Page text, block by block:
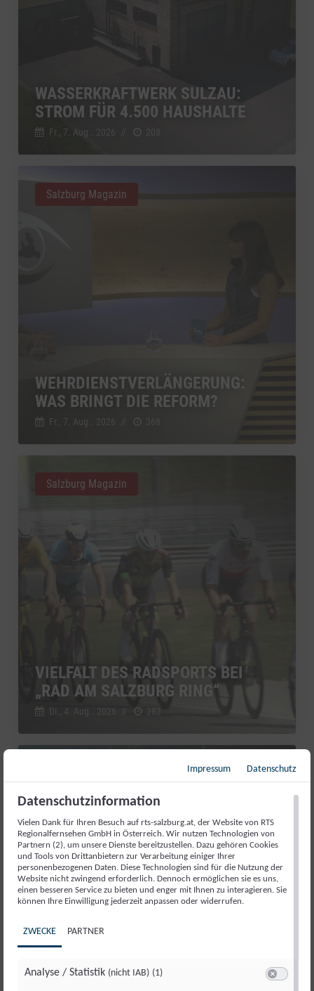
WASSERKRAFTWERK SULZAU:
STROM FÜR 4.500 HAUSHALTE
Fr., 7. Aug.. 2026
WEHRDIENSTVERLÄNGERUNG:
WAS BRINGT DIE REFORM?
Fr., 7. Aug.. 2026
Salzburg Magazin
VIELFALT DES RADSPORTS BEI
„RAD AM SALZBURG RING“
Di., 4. Aug.. 2026 // 282
Salzburg Magazin
RED BULL ROMANIACS: MANUEL
GESAMTSIEG
Impressum Datenschutz
Datenschutzinformation
Vielen Dank für Ihren Besuch auf rts-salzburg.at, der Website von RTS
Regionalfernsehen GmbH in Österreich. Wir nutzen Technologien von
Partnern (2), um unsere Dienste bereitzustellen. Dazu gehören Cookies
und Tools von Drittanbietern zur Verarbeitung einiger Ihrer
personenbezogenen Daten. Diese Technologien sind für die Nutzung der
Website nicht zwingend erforderlich. Dennoch ermöglichen sie es uns,
einen besseren Service zu bieten und enger mit Ihnen zu interagieren. Sie
können Ihre Einwilligung jederzeit anpassen oder widerrufen.
ZWECKE PARTNER
Analyse / Statistik (nicht IAB) (1)